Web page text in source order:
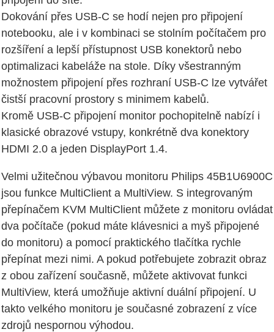
Dokování přes USB-C se hodí nejen pro připojení
notebooku, ale i v kombinaci se stolním počítačem pro
rozšíření a lepší přístupnost USB konektorů nebo
optimalizaci kabeláže na stole. Díky všestranným
možnostem připojení přes rozhraní USB-C lze vytvářet
čistší pracovní prostory s minimem kabelů.
Kromě USB-C připojení monitor pochopitelně nabízí i
klasické obrazové vstupy, konkrétně dva konektory
HDMI 2.0 a jeden DisplayPort 1.4.
Velmi užitečnou výbavou monitoru Philips 45B1U6900C
jsou funkce MultiClient a MultiView. S integrovaným
přepínačem KVM MultiClient můžete z monitoru ovládat
dva počítače (pokud máte klávesnici a myš připojené
do monitoru) a pomocí praktického tlačítka rychle
přepínat mezi nimi. A pokud potřebujete zobrazit obraz
z obou zařízení současně, můžete aktivovat funkci
MultiView, která umožňuje aktivní duální připojení. U
takto velkého monitoru je současné zobrazení z více
zdrojů nespornou výhodou.